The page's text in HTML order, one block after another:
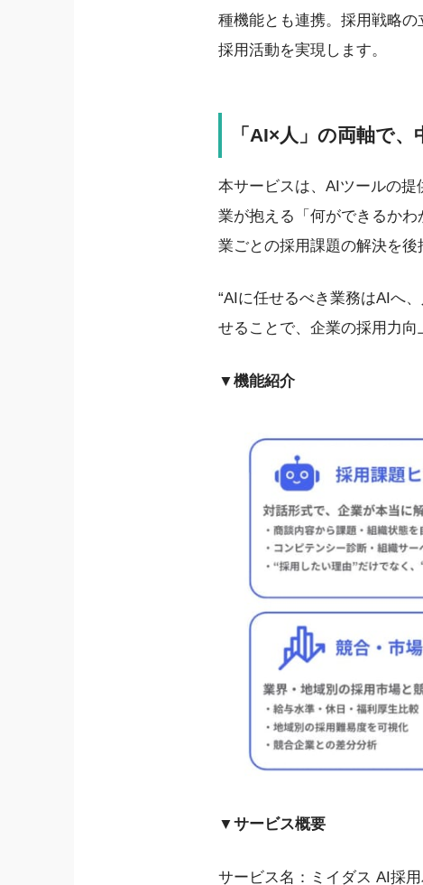
種機能とも連携。採用戦略
採用活動を実現します。
「AI×人」の両軸で
本サービスは、AIツールの
業が抱える「何ができるか
業ごとの採用課題の解決を後
“AIに任せるべき業務はAIへ
せることで、企業の採用力向
▼機能紹介
▼サービス概要
サービス名：ミイダス AI採